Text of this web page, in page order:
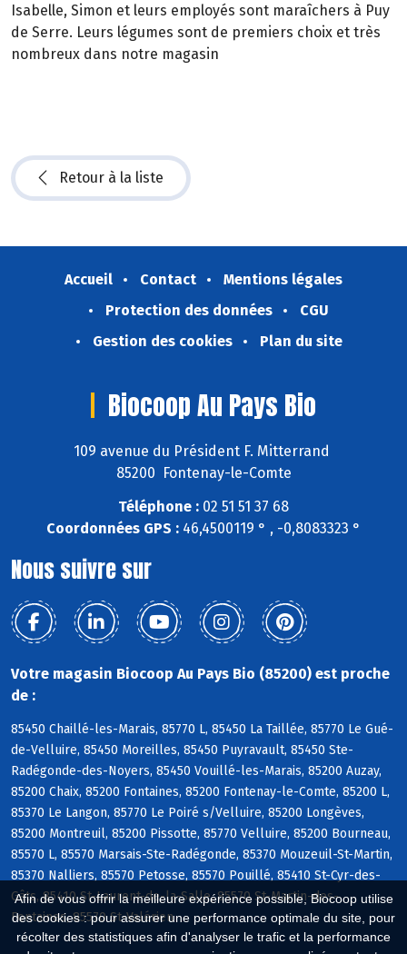
Afin de vous offrir la meilleure expérience possible, Biocoop utilise
des cookies : pour assurer une performance optimale du site, pour
récolter des statistiques afin d'analyser le trafic et la performance
Isabelle, Simon et leurs employés sont maraîchers à Puy
de Serre. Leurs légumes sont de premiers choix et très
nombreux dans notre magasin
Retour à la liste
Accueil Contact
Mentions légales
Protection des données
CGU
Gestion des cookies
Plan du site
Biocoop Au Pays Bio
109 avenue du Président F. Mitterrand
85200 Fontenay-le-Comte
Téléphone : 02 51 51 37 68
Coordonnées GPS : 46,4500119 ° , -0,8083323 °
Nous suivre sur
Votre magasin Biocoop Au Pays Bio (85200) est proche
de :
85450 Chaillé-les-Marais, 85770 L, 85450 La Taillée, 85770 Le Gué-
de-Velluire, 85450 Moreilles, 85450 Puyravault, 85450 Ste-
Radégonde-des-Noyers, 85450 Vouillé-les-Marais, 85200 Auzay,
85200 Chaix, 85200 Fontaines, 85200 Fontenay-le-Comte, 85200 L,
85370 Le Langon, 85770 Le Poiré s/Velluire, 85200 Longèves,
85200 Montreuil, 85200 Pissotte, 85770 Velluire, 85200 Bourneau,
85570 L, 85570 Marsais-Ste-Radégonde, 85370 Mouzeuil-St-Martin,
85370 Nalliers, 85570 Petosse, 85570 Pouillé, 85410 St-Cyr-des-
Gâts, 85410 St-Laurent-de-la-Salle, 85570 St-Martin-des-
Fontaines, 85570 St-Valérien